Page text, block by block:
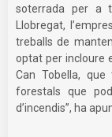
soterrada per a
Llobregat,
treballs de
optat per incloure
Can Tobella,
forestals que
d’incendis”, ha